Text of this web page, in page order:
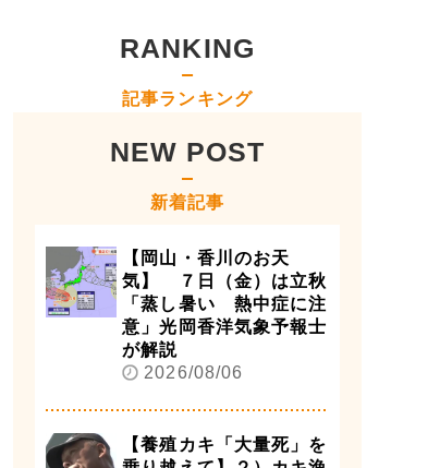
RANKING
記事ランキング
NEW POST
新着記事
【岡山・香川のお天
気】 ７日（金）は立秋
「蒸し暑い 熱中症に注
意」光岡香洋気象予報士
が解説
2026/08/06
【養殖カキ「大量死」を